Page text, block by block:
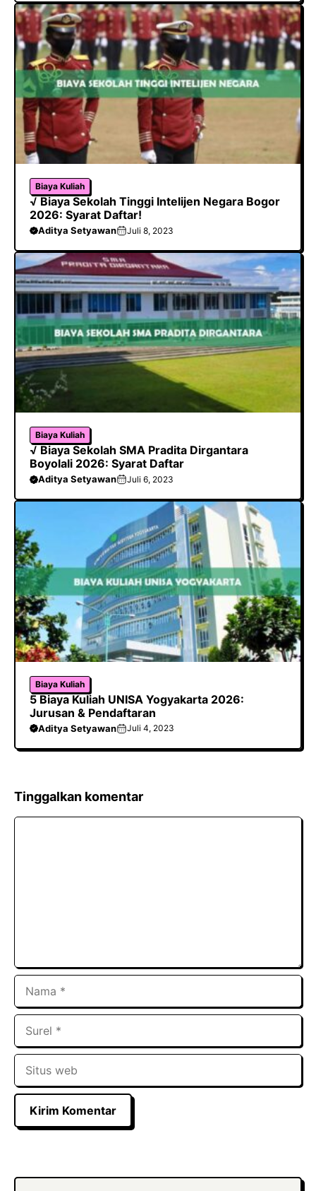
Biaya Kuliah
√ Biaya Sekolah Tinggi Intelijen Negara Bogor
2026: Syarat Daftar!
Aditya Setyawan Juli 8, 2023
Biaya Kuliah
√ Biaya Sekolah SMA Pradita Dirgantara
Boyolali 2026: Syarat Daftar
Aditya Setyawan Juli 6, 2023
Biaya Kuliah
5 Biaya Kuliah UNISA Yogyakarta 2026:
Jurusan & Pendaftaran
Aditya Setyawan Juli 4, 2023
Tinggalkan komentar
Komentar
Nama
Surel
Situs
web